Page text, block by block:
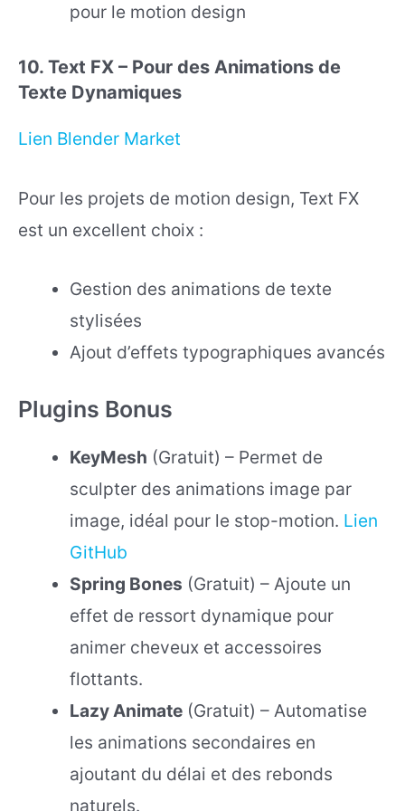
pour le motion design
10. Text FX – Pour des Animations de
Texte Dynamiques
Lien Blender Market
Pour les projets de motion design, Text FX
est un excellent choix :
Gestion des animations de texte
stylisées
Ajout d’effets typographiques avancés
Plugins Bonus
KeyMesh (Gratuit) – Permet de
sculpter des animations image par
image, idéal pour le stop-motion. Lien
GitHub
Spring Bones (Gratuit) – Ajoute un
effet de ressort dynamique pour
animer cheveux et accessoires
flottants.
Lazy Animate (Gratuit) – Automatise
les animations secondaires en
ajoutant du délai et des rebonds
naturels.